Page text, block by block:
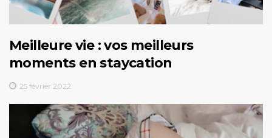
Meilleure vie : vos meilleurs
moments en staycation
25 février 2022